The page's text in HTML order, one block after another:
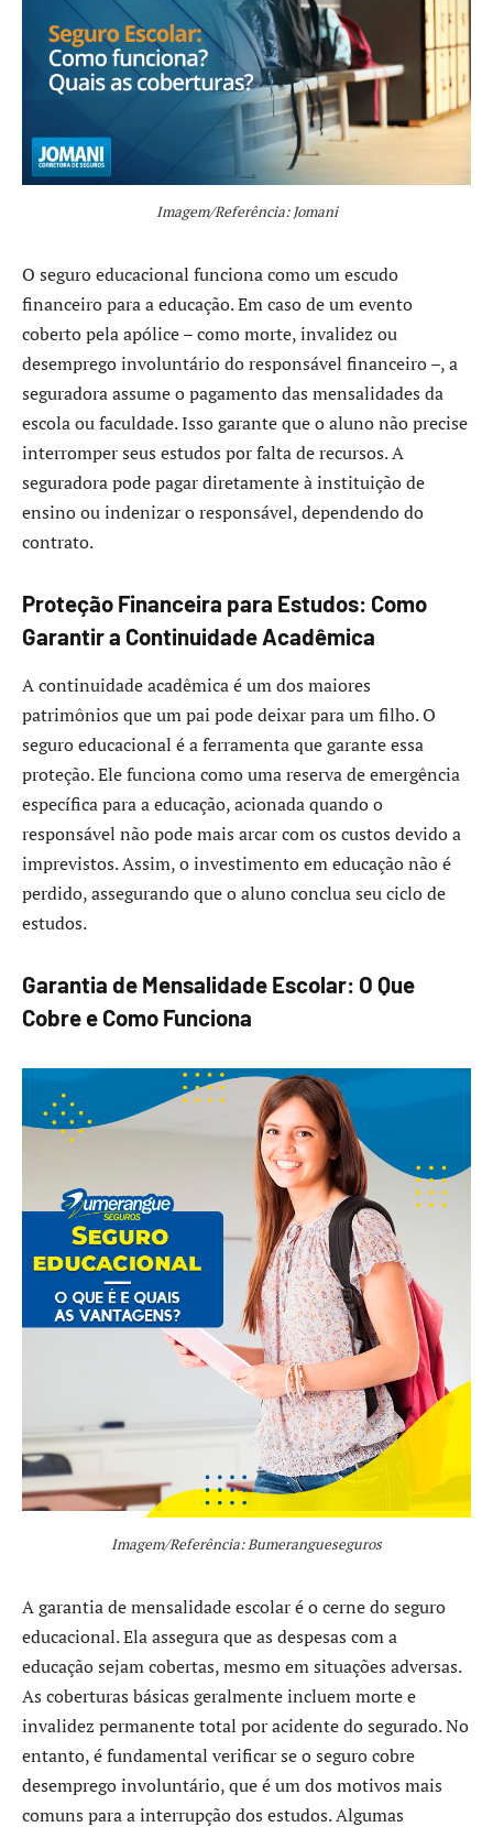
Imagem/Referência: Jomani
O seguro educacional funciona como um escudo
financeiro para a educação. Em caso de um evento
coberto pela apólice – como morte, invalidez ou
desemprego involuntário do responsável financeiro –, a
seguradora assume o pagamento das mensalidades da
escola ou faculdade. Isso garante que o aluno não precise
interromper seus estudos por falta de recursos. A
seguradora pode pagar diretamente à instituição de
ensino ou indenizar o responsável, dependendo do
contrato.
Proteção Financeira para Estudos: Como
Garantir a Continuidade Acadêmica
A continuidade acadêmica é um dos maiores
patrimônios que um pai pode deixar para um filho. O
seguro educacional é a ferramenta que garante essa
proteção. Ele funciona como uma reserva de emergência
específica para a educação, acionada quando o
responsável não pode mais arcar com os custos devido a
imprevistos. Assim, o investimento em educação não é
perdido, assegurando que o aluno conclua seu ciclo de
estudos.
Garantia de Mensalidade Escolar: O Que
Cobre e Como Funciona
Imagem/Referência: Bumerangueseguros
A garantia de mensalidade escolar é o cerne do seguro
educacional. Ela assegura que as despesas com a
educação sejam cobertas, mesmo em situações adversas.
As coberturas básicas geralmente incluem morte e
invalidez permanente total por acidente do segurado. No
entanto, é fundamental verificar se o seguro cobre
desemprego involuntário, que é um dos motivos mais
comuns para a interrupção dos estudos. Algumas